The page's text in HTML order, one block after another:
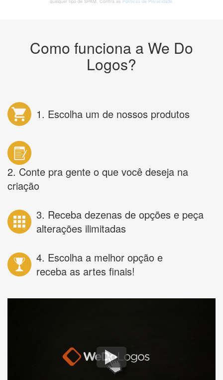
Como funciona a We Do
Logos?
1. Escolha um de nossos produtos
2. Conte pra gente o que você deseja na
criação
3. Receba dezenas de opções e peça
alterações ilimitadas
4. Escolha a melhor opção e
receba as artes finais!